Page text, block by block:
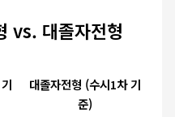
vs. 대졸자전형
대졸자전형 (수시1차 기
준)